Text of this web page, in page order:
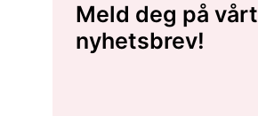
Meld deg på vårt
nyhetsbrev!